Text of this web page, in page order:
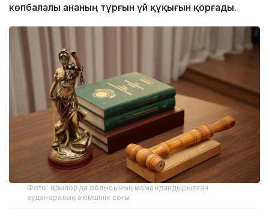
көпбалалы ананың тұрғын үй құқығын қорғады.
Фото: Қызылорда облысының мамандандырылған
ауданаралық әкімшілік соты